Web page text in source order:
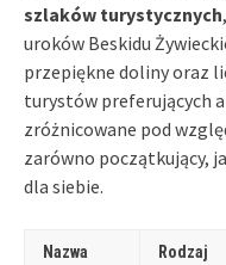
szlaków turystycznych
uroków Beskidu
przepiękne doliny oraz
turystów preferujących
zróżnicowane pod
zarówno początkujący,
dla siebie.
Nazwa
Rodzaj